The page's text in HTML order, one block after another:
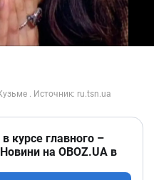
курсе главного –
на OBOZ.UA в